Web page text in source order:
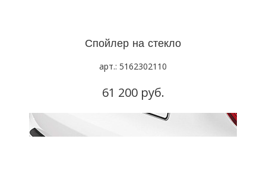
Спойлер на стекло
арт.: 5162302110
61 200 руб.